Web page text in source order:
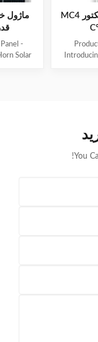
پانل خورشیدی Purple Horn با نوع کانکتور MC4
premium
to meet
-
Solar
You